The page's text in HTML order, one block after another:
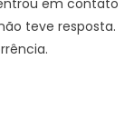
em contato
teve resposta.